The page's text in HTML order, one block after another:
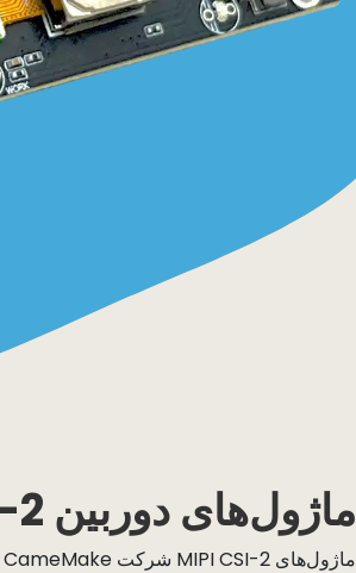
ماژول‌های دوربین MIPI CSI-2